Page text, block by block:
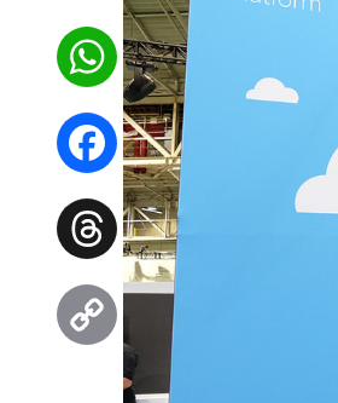
WhatsApp
Facebook
Threads
Copy